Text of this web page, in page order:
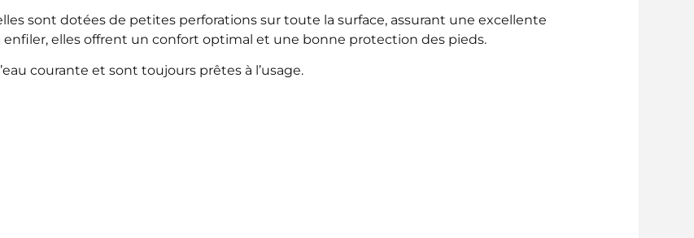
sont dotées de petites perforations sur toute la surface, assurant une excellente
enfiler, elles offrent un confort optimal et une bonne protection des pieds.
courante et sont toujours prêtes à l’usage.